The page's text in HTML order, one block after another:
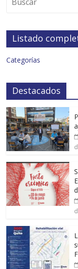
Listado
Categorías
Destacados